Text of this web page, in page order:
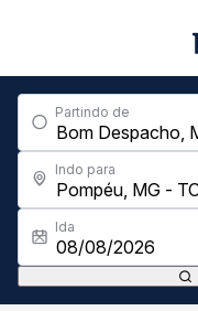
Partindo de
Indo para
Ida